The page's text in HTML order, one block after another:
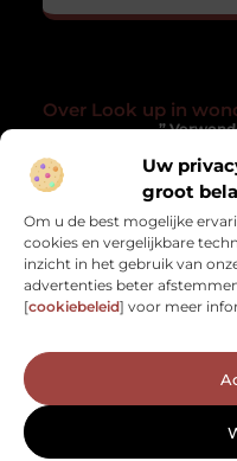
Uw
groot
Om u de best mogelijke
cookies en vergelijkbare
inzicht in het gebruik van
advertenties beter
[cookiebeleid] voor meer
Over Look up in
”
Lookupinwonder.nl laat je
verzameling blogs
Onze informatie
Bericht categorie